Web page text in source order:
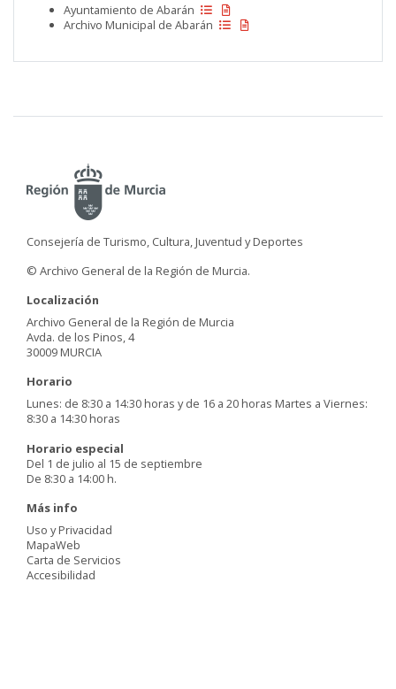
Ayuntamiento de Abarán
Archivo Municipal de Abarán
Consejería de Turismo, Cultura, Juventud y Deportes
© Archivo General de la Región de Murcia.
Localización
Archivo General de la Región de Murcia
Avda. de los Pinos, 4
30009 MURCIA
Horario
Lunes: de 8:30 a 14:30 horas y de 16 a 20 horas Martes a Viernes:
8:30 a 14:30 horas
Horario especial
Del 1 de julio al 15 de septiembre
De 8:30 a 14:00 h.
Más info
Uso y Privacidad
MapaWeb
Carta de Servicios
Accesibilidad